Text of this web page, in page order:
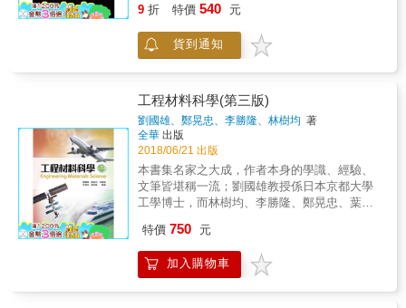
賴以運作的各種事物將不復存在
艦，人類能夠上天下海，全是小小釘子的功
勞？ 🛞輪子怎樣開啟了人類的探險時代，
讓我們的足跡遍布地球，甚至踏足宇宙？
起，並形塑今天的城市生活？ 🧲不只是導
航，磁鐵還幫助我們打破空間限制，讓距離不
再窒礙溝通與交流？ 🔎鏡片如何促進醫學
變革，讓人類掌握生命密碼，甚至讓創造生命
變成可能？ 🪢兼顧實用與美學功能的繩
子，數千年來也為我們提供了心靈上的療
癒？ ⛽從取水工具到人工心臟，人類如何
& 《如何在果凍上蓋城市？》的作者、曾參
與建造西歐最高建築物碎片塔的結構工程師羅
瑪．艾葛拉瓦，將帶領我們走進工程學的微觀
發展需要，實現雷射增材製造材料局部組織與
性能一體化精準控制，進一步改進雷射增材製
造複合材料的品質已非常重要。 複合材料雷射
材製造技術的發展及應用進行介紹，全書共7
章：第1章介紹雷射加工與增材製造技術的基本
原理與發展情況；第2章介紹雷射增材製造工藝
與裝備；第3章介紹複合材料雷射熔覆層局部-
整體界面的結構、演變機理、結合機制及性
能；第4~ 6章針對近年來廣受人們關注的先進
材料，如金屬基/陶瓷複合材料、非晶- 奈米化
複合材料、金屬元素改性複合材料等的雷射製
造問題進行介紹；第7 章給出一些雷射增材複
實際工業生產。 全書針對近年來廣受人們關注
的複合材料的雷射增材製造問題，對其製造原
理、工藝特性、成形機理及局部組織等做了系
9 折 特價 540 元
貨到通知
工程材料科學(第三版)
劉國雄、鄭晃忠、李勝隆、林樹均 著
全華 出版
2018/06/21 出版
本書集名家之大成，作者本身的學識、經驗、
文筆皆堪稱一流；劉國雄教授係日本京都大學
工學博士，而林樹均、李勝隆、鄭晃忠、葉均
均執教於國內知名學府。今有幸邀集諸位教授
將數年來的寶貴心得編纂成書，分享讀者。目
前材料在工業之各種不同領域上扮演著舉足輕
特價 750 元
加入購物車